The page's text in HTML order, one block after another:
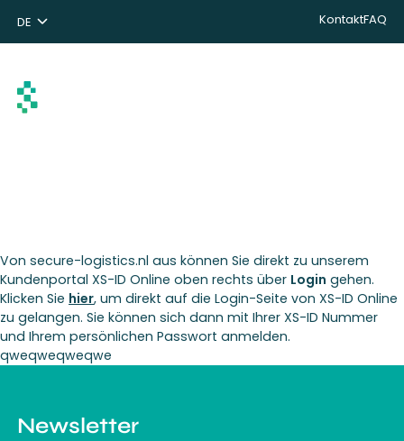
DE
NL
ENG
KontaktFAQ
Von secure-logistics.nl aus können Sie direkt zu unserem
Kundenportal XS-ID Online oben rechts über Login gehen.
Klicken Sie hier, um direkt auf die Login-Seite von XS-ID Online
zu gelangen. Sie können sich dann mit Ihrer XS-ID Nummer
und Ihrem persönlichen Passwort anmelden.
qweqweqweqwe
Newsletter